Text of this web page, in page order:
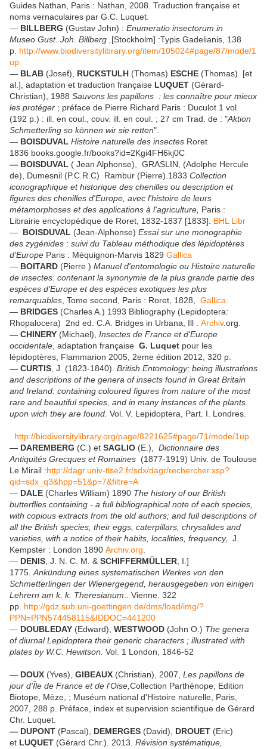
Guides Nathan, Paris : Nathan, 2008. Traduction française et
noms vernaculaires par G.C. Luquet.
— BILLBERG (Gustav John) : Enumeratio insectorum in
Museo Gust. Joh. Billberg , [Stockholm] :Typis Gadelianis, 138
p. http://www.biodiversitylibrary.org/item/105024#page/87/mode/1
up
— BLAB (Josef), RUCKSTULH (Thomas) ESCHE (Thomas) [et
al.], adaptation et traduction française LUQUET (Gérard-
Christian), 1988 Sauvons les papillons : les connaître pour mieux
les protéger ; préface de Pierre Richard Paris : Duculot 1 vol.
(192 p.) : ill. en coul., couv. ill. en coul. ; 27 cm Trad. de : "Aktion
Schmetterling so können wir sie retten".
— BOISDUVAL Histoire naturelle des insectes Roret
1836 books.google.fr/books?id=2Kgi4FH6kj0C
— BOISDUVAL ( Jean Alphonse), GRASLIN, (Adolphe Hercule
de), Dumesnil (P.C.R.C) Rambur (Pierre).1833 Collection
iconographique et historique des chenilles ou description et
figures des chenilles d'Europe, avec l'histoire de leurs
métamorphoses et des applications à l'agriculture, Paris :
Librairie encyclopédique de Roret, 1832-1837 [1833]. BHL Libr
— BOISDUVAL (Jean-Alphonse) Essai sur une monographie
des zygénides : suivi du Tableau méthodique des lépidoptères
d'Europe Paris : Méquignon-Marvis 1829 Gallica
— BOITARD (Pierre ) Manuel d'entomologie ou Histoire naturelle
de insectes: contenant la synonymie de la plus grande partie des
espèces d'Europe et des espèces exotiques les plus
remarquables , Tome second, Paris : Roret, 1828, Gallica
— BRIDGES (Charles A.) 1993 Bibliography (Lepidoptera:
Rhopalocera) 2nd ed. C.A. Bridges in Urbana, Ill . Archiv.org.
— CHINERY (Michael), Insectes de France et d'Europe
occidentale , adaptation française G. Luquet pour les
lépidoptères, Flammarion 2005, 2eme édition 2012, 320 p.
— CURTIS , J. (1823-1840). British Entomology; being illustrations
and descriptions of the genera of insects found in Great Britain
and Ireland: containing coloured figures from nature of the most
rare and beautiful species, and in many instances of the plants
upon wich they are found. Vol. V. Lepidoptera, Part. I. Londres.
http://biodiversitylibrary.org/page/8221625#page/71/mode/1up
— DAREMBERG (C.) et SAGLIO (E.),
Dictionnaire des
Antiquités Grecques et Romaines (1877-1919) Univ. de Toulouse
Le Mirail :http://dagr.univ-tlse2.fr/sdx/dagr/rechercher.xsp?
qid=sdx_q3&hpp=51&p=7&filtre=A
— DALE (Charles William) 1890 The history of our British
butterflies containing - a full bibliographical note of each species,
with copious extracts from the old authors; and full descriptions of
all the British species, their eggs, caterpillars, chrysalides and
varieties, with a notice of their habits, localities, frequency,
J.
Kempster : London 1890 Archiv.org
— DENIS , J. N. C. M. & SCHIFFERMÜLLER , I.]
1775. Ankündung eines systematischen Werkes von den
Schmetterlingen der Wienergegend, herausgegeben von einigen
Lehrern am k. k. Theresianum .. Vienne. 322
pp. http://gdz.sub.uni-goettingen.de/dms/load/img/?
PPN=PPN574458115&IDDOC=441200
— DOUBLEDAY (Edward), WESTWOOD (John O.) The genera
of diurnal Lepidoptera their generic characters ; illustrated with
plates by W.C. Hewitson. Vol. 1 London, 1846-52
— DOUX (Yves), GIBEAUX (Christian), 2007, Les papillons de
jour d'Île de France et de l'Oise, Collection Parthénope, Edition
Biotope, Mèze, ; Muséum national d'Histoire naturelle, Paris,
2007, 288 p. Préface, index et supervision scientifique de Gérard
Chr. Luquet.
— DUPONT (Pascal), DEMERGES (David), DROUET (Eric)
et LUQUET (Gérard Chr.). 2013. Révision systématique,